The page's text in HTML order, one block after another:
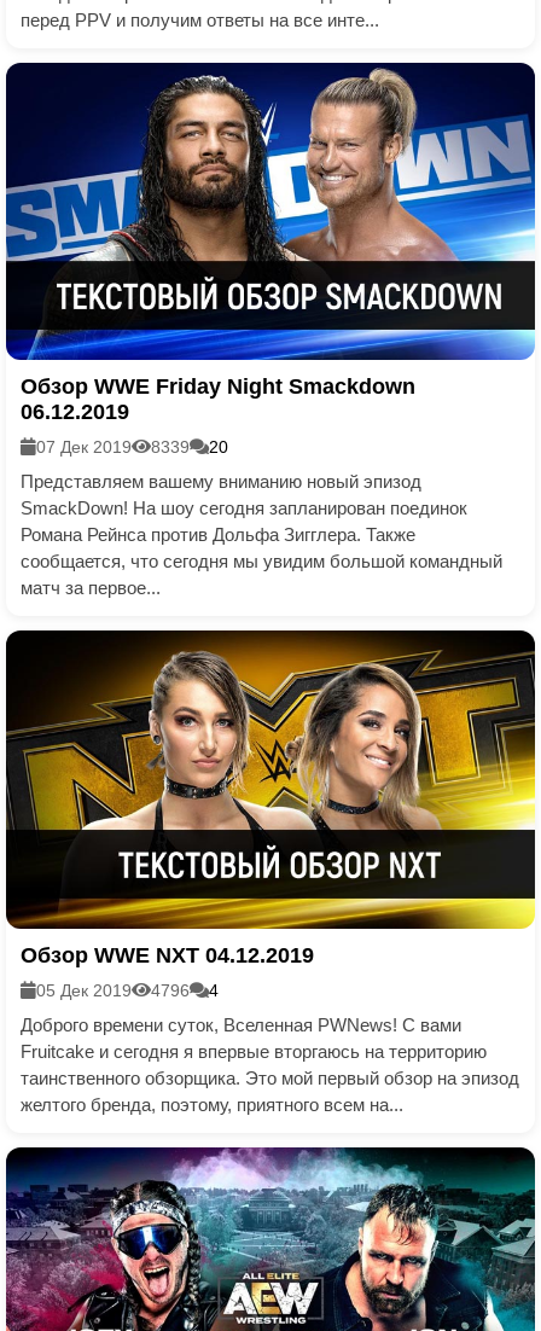
перед PPV и получим ответы на все инте...
Обзор WWE Friday Night Smackdown
06.12.2019
07 Дек 2019 8339 20
Представляем вашему вниманию новый эпизод
SmackDown! На шоу сегодня запланирован поединок
Романа Рейнса против Дольфа Зигглера. Также
сообщается, что сегодня мы увидим большой командный
матч за первое...
Обзор WWE NXT 04.12.2019
05 Дек 2019 4796 4
Доброго времени суток, Вселенная PWNews! С вами
Fruitcake и сегодня я впервые вторгаюсь на территорию
таинственного обзорщика. Это мой первый обзор на эпизод
желтого бренда, поэтому, приятного всем на...